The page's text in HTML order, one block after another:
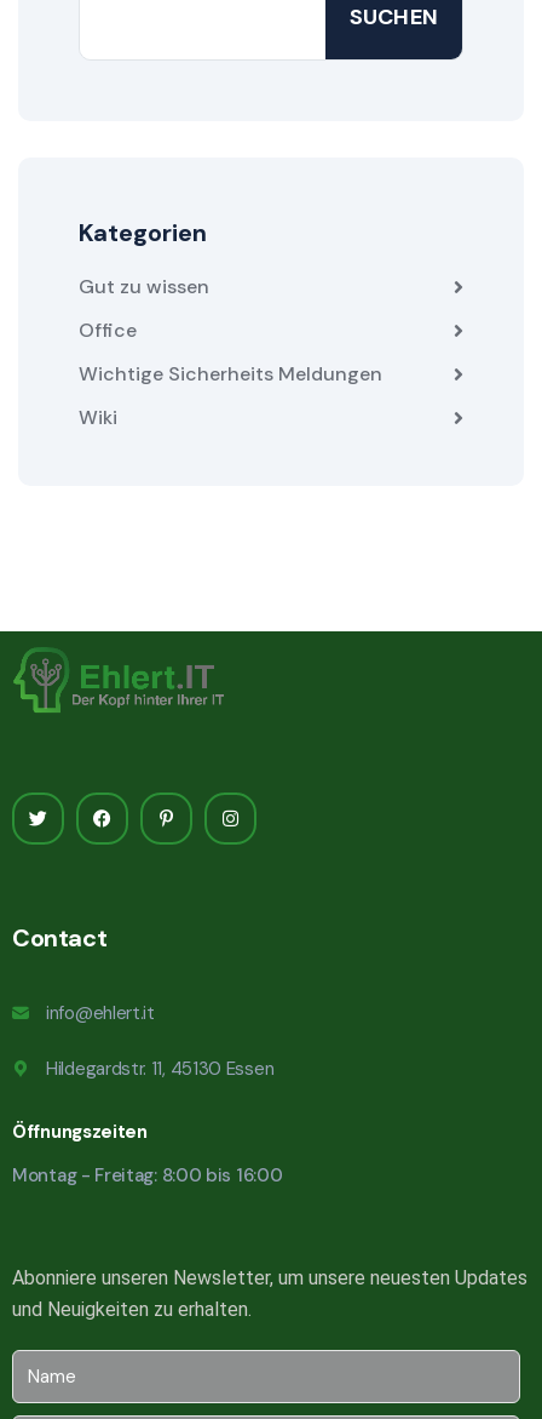
SUCHEN
Kategorien
Gut zu wissen
Office
Wichtige Sicherheits Meldungen
Wiki
Contact
info@ehlert.it
Hildegardstr. 11, 45130 Essen
Öffnungszeiten
Montag - Freitag: 8:00 bis 16:00
Abonniere unseren Newsletter, um unsere neuesten Updates
und Neuigkeiten zu erhalten.